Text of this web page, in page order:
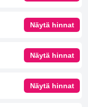
Näytä hinnat
Näytä hinnat
Näytä hinnat